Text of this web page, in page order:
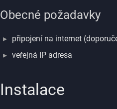
Obecné požadavky
připojení na internet
veřejná IP adresa
Instalace